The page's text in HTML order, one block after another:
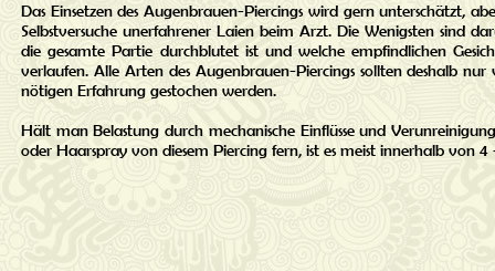
Das Einsetzen des Augenbrauen-Piercings wird gern unterschätzt,
Selbstversuche unerfahrener Laien beim Arzt. Die Wenigsten sind
die gesamte Partie durchblutet ist und welche empfindlichen
verlaufen. Alle Arten des Augenbrauen-Piercings sollten deshalb
nötigen Erfahrung gestochen werden.
Hält man Belastung durch mechanische Einflüsse und
oder Haarspray von diesem Piercing fern, ist es meist innerhalb von